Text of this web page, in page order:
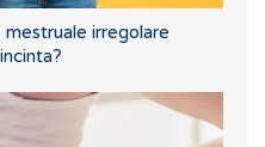
irregolare